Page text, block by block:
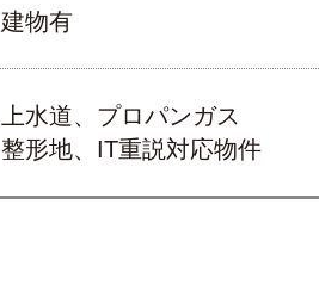
建物有
上水道、プロパンガス
整形地、IT重説対応物件